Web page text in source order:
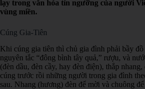
lạy trong văn hóa tín ngưỡng của người
vùng miền.
Cúng Gia-Tiên
Khi cúng gia tiên thì chủ gia đình phải bầy
nguyên tắc “đông bình tây quả,” rượu, và
(đèn dầu, đèn cầy, hay đèn điện), thắp
cúng trước rồi những người trong gia đình
sau. Nhang (hương) đèn để mời và chuông